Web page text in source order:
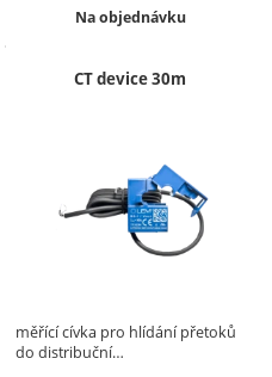
Dostupnost:
Na objednávku
CT device 30m
měřící cívka pro hlídání přetoků
do distribuční…